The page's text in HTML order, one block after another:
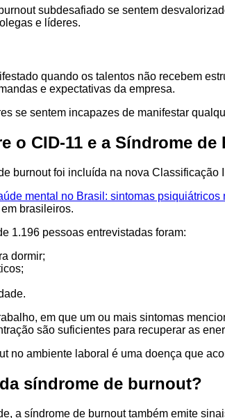
subdesafiado se sentem
e líderes.
quando os talentos não recebem
e expectativas da empresa.
se sentem incapazes de manifestar
o CID-11 e a Síndrome
burnout foi incluída na nova
mental no Brasil: sintomas psiquiátricos
brasileiros.
1.196 pessoas entrevistadas foram:
dormir;
em que um ou mais sintomas
são suficientes para recuperar as
no ambiente laboral é uma doença que
síndrome de burnout?
a síndrome de burnout também emite